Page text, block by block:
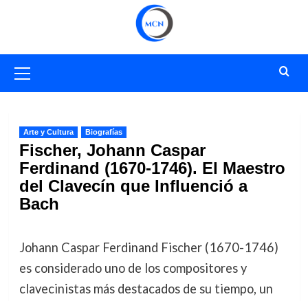
primario
Arte y Cultura Biografías
Fischer, Johann Caspar
Ferdinand (1670-1746). El Maestro
del Clavecín que Influenció a
Bach
Johann Caspar Ferdinand Fischer (1670-1746)
es considerado uno de los compositores y
clavecinistas más destacados de su tiempo, un